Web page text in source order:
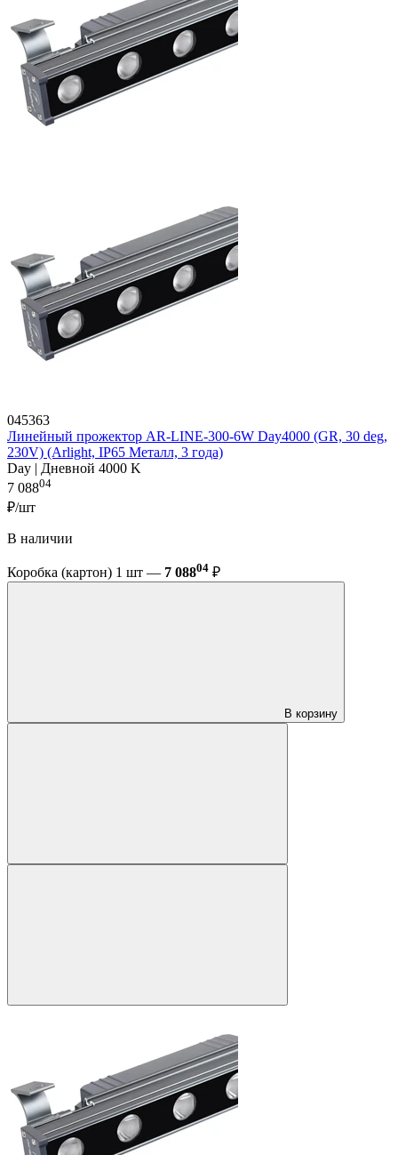
045363
Линейный прожектор AR-LINE-300-6W Day4000 (GR, 30 deg,
230V) (Arlight, IP65 Металл, 3 года)
Day | Дневной 4000 K
7 08804
₽/шт
В наличии
Коробка (картон) 1 шт — 7 08804 ₽
В корзину